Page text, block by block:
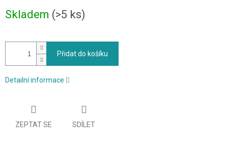
cena:
Skladem (>5 ks)
Přidat do košíku
Detailní informace
ZEPTAT SE SDÍLET